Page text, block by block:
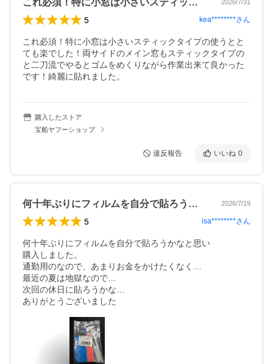
これ必須！特に小窓は小さいスティックタ… 2026/7/31
5 kea********さん
これ必須！特に小窓は小さいスティックタイプの使うとと
ても楽でした！両サイドのメイン窓もスティックタイプの
と二刀流でやるとゴムをめくりながら作業出来て良かった
です！綺麗に貼れました。
購入したストア
宝船ヤフーショップ
違反報告 いいね 0
何十年ぶりにフィルムを自分で貼ろうかな… 2026/7/19
5 isa********さん
何十年ぶりにフィルムを自分で貼ろうかなと思い
購入しました。
通勤用のなので、あまりお金をかけたくなく…
最近の夏は地獄なので…
次回の休日に貼ろうかな…
ありがとうございました